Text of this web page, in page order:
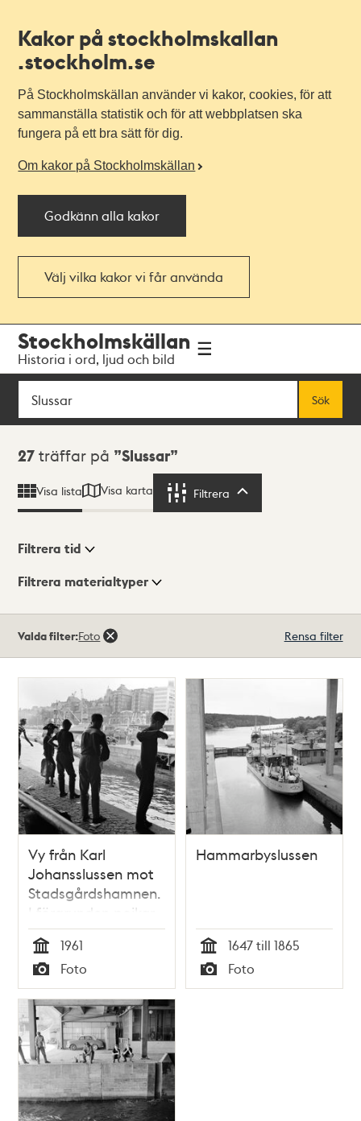
Kakor på stockholmskallan
.stockholm.se
På Stockholmskällan använder vi kakor, cookies, för att
sammanställa statistik och för att webbplatsen ska
fungera på ett bra sätt för dig.
Om kakor på Stockholmskällan
Godkänn alla kakor
Välj vilka kakor vi får använda
navigationen
huvudinnehållet
Stockholmskällan
Historia i ord, ljud och bild
Sök
Sök
Sökresultat
27 träffar på Slussar
Visa lista Visa karta Filtrera
Visningsläge
Filtrera tid
Filtrera materialtyper
träffar
Valda filter:Foto Rensa filter
Vy från Karl
Johansslussen mot
Stadsgårdshamnen.
I förgrunden pojkar
som metar med rev
från kajkanten
Tid
1961
Typ
Foto
Hammarbyslussen
Tid
1647 till 1865
Typ
Foto